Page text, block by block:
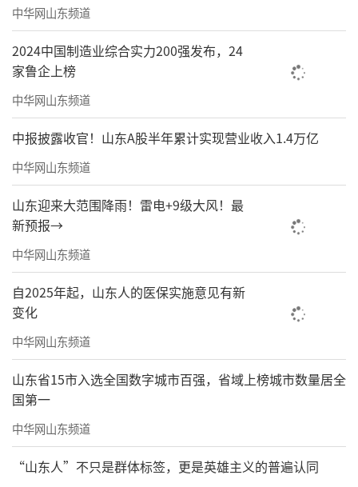
中华网山东频道
2024中国制造业综合实力200强发布，24
家鲁企上榜
中华网山东频道
中报披露收官！山东A股半年累计实现营业收入1.4万亿
中华网山东频道
山东迎来大范围降雨！雷电+9级大风！最
新预报→
中华网山东频道
自2025年起，山东人的医保实施意见有新
变化
中华网山东频道
山东省15市入选全国数字城市百强，省域上榜城市数量居全
国第一
中华网山东频道
“山东人”不只是群体标签，更是英雄主义的普遍认同